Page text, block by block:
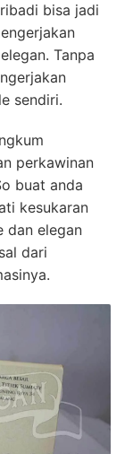
bisa jadi
Tanpa
sendiri.
perkawinan
buat anda
kesukaran
dan elegan
dari